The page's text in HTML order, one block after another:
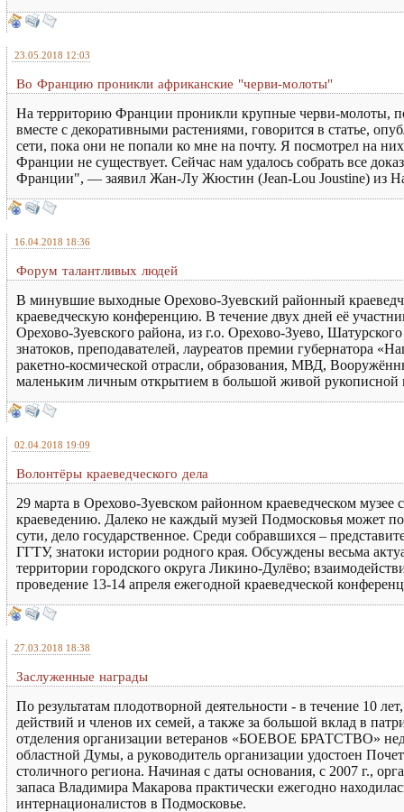
23.05.2018 12:03
Во Францию проникли африканские "черви-молоты"
На территорию Франции проникли крупные черви-молоты,
вместе с декоративными растениями, говорится в статье,
сети, пока они не попали ко мне на почту. Я посмотрел на
Франции не существует. Сейчас нам удалось собрать все
Франции", — заявил Жан-Лу Жюстин (Jean-Lou Joustine) из
16.04.2018 18:36
Форум талантливых людей
В минувшие выходные Орехово-Зуевский районный
краеведческую конференцию. В течение двух дней её
Орехово-Зуевского района, из г.о. Орехово-Зуево,
знатоков, преподавателей, лауреатов премии губернатора
ракетно-космической отрасли, образования, МВД,
маленьким личным открытием в большой живой рукописной
02.04.2018 19:09
Волонтёры краеведческого дела
29 марта в Орехово-Зуевском районном краеведческом
краеведению. Далеко не каждый музей Подмосковья может
сути, дело государственное. Среди собравшихся –
ГГТУ, знатоки истории родного края. Обсуждены весьма
территории городского округа Ликино-Дулёво;
проведение 13-14 апреля ежегодной краеведческой
27.03.2018 18:38
Заслуженные награды
По результатам плодотворной деятельности - в течение 10
действий и членов их семей, а также за большой вклад в
отделения организации ветеранов «БОЕВОЕ БРАТСТВО»
областной Думы, а руководитель организации удостоен
столичного региона. Начиная с даты основания, с 2007 г.,
запаса Владимира Макарова практически ежегодно
интернационалистов в Подмосковье.